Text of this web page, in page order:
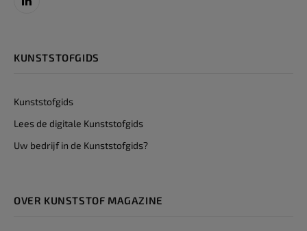
LinkedIn
KUNSTSTOFGIDS
Kunststofgids
Lees de digitale Kunststofgids
Uw bedrijf in de Kunststofgids?
OVER KUNSTSTOF MAGAZINE